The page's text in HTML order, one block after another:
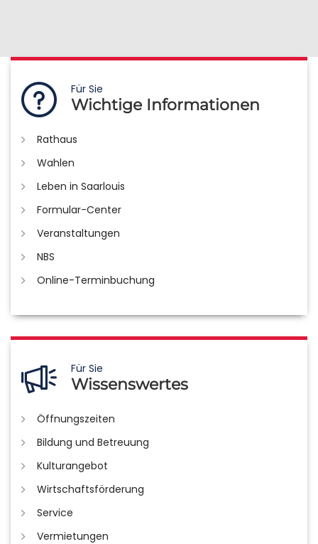
Für Sie
Wichtige Informationen
Rathaus
Wahlen
Leben in Saarlouis
Formular-Center
Veranstaltungen
NBS
Online-Terminbuchung
Für Sie
Wissenswertes
Öffnungszeiten
Bildung und Betreuung
Kulturangebot
Wirtschaftsförderung
Service
Vermietungen